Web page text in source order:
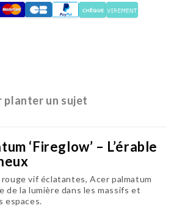
planter un sujet
‘Fireglow’ – L’érable
rouge vif éclatantes,Acer palmatum
de la lumière dans les massifs et
espaces.